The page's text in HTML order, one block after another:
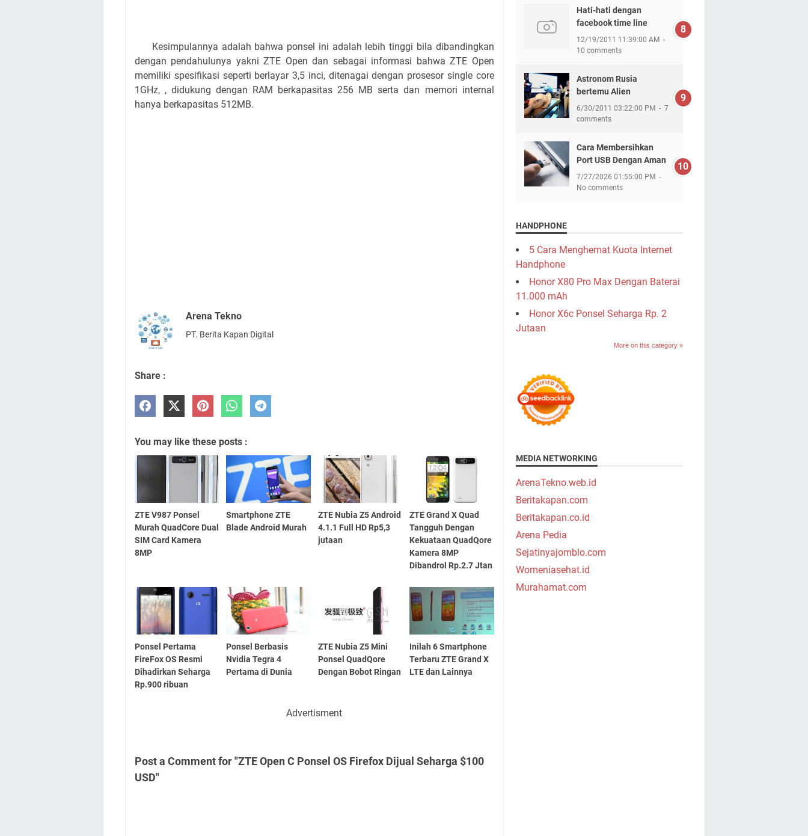
Kesimpulannya adalah bahwa ponsel ini adalah lebih tinggi bila dibandingkan
dengan pendahulunya yakni ZTE Open dan sebagai informasi bahwa ZTE Open
memiliki spesifikasi seperti berlayar 3,5 inci, ditenagai dengan prosesor single core
1GHz, , didukung dengan RAM berkapasitas 256 MB serta dan memori internal
hanya berkapasitas 512MB.
Arena Tekno
PT. Berita Kapan Digital
Share :
You may like these posts :
ZTE V987 Ponsel
Murah QuadCore Dual
SIM Card Kamera
8MP
Smartphone ZTE
Blade Android Murah
ZTE Nubia Z5 Android
4.1.1 Full HD Rp5,3
jutaan
ZTE Grand X Quad
Tangguh Dengan
Kekuataan QuadQore
Kamera 8MP
Dibandrol Rp.2.7 Jtan
Ponsel Pertama
FireFox OS Resmi
Dihadirkan Seharga
Rp.900 ribuan
Ponsel Berbasis
Nvidia Tegra 4
Pertama di Dunia
ZTE Nubia Z5 Mini
Ponsel QuadQore
Dengan Bobot Ringan
Inilah 6 Smartphone
Terbaru ZTE Grand X
LTE dan Lainnya
Advertisment
Post a Comment for "ZTE Open C Ponsel OS Firefox Dijual Seharga $100
USD"
Hati-hati dengan
facebook time line
12/19/2011 11:39:00 AM
10 comments
Astronom Rusia
bertemu Alien
6/30/2011 03:22:00 PM
7
comments
Cara Membersihkan
Port USB Dengan Aman
7/27/2026 01:55:00 PM
No comments
HANDPHONE
5 Cara Menghemat Kuota Internet
Handphone
Honor X80 Pro Max Dengan Baterai
11.000 mAh
Honor X6c Ponsel Seharga Rp. 2
Jutaan
More on this category »
MEDIA NETWORKING
ArenaTekno.web.id
Beritakapan.com
Beritakapan.co.id
Arena Pedia
Sejatinyajomblo.com
Womeniasehat.id
Murahamat.com